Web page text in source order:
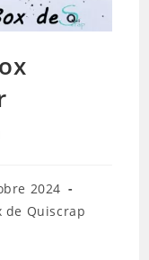
2024
de Quiscrap